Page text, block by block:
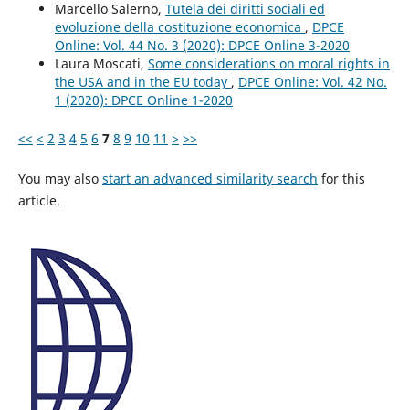
Marcello Salerno, Tutela dei diritti sociali ed
evoluzione della costituzione economica , DPCE
Online: Vol. 44 No. 3 (2020): DPCE Online 3-2020
Laura Moscati, Some considerations on moral rights in
the USA and in the EU today , DPCE Online: Vol. 42 No.
1 (2020): DPCE Online 1-2020
<< < 2 3 4 5 6 7 8 9 10 11 > >>
You may also start an advanced similarity search for this
article.